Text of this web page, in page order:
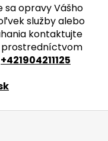
sa opravy Vášho
služby alebo
kontaktujte
prostredníctvom
+421904211125